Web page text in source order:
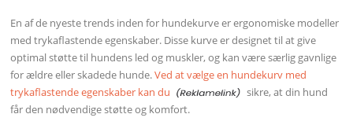
En af de nyeste trends inden for hundekurve er ergonomiske modeller
med trykaflastende egenskaber. Disse kurve er designet til at give
optimal støtte til hundens led og muskler, og kan være særlig gavnlige
for ældre eller skadede hunde.Ved at vælge en hundekurv med
trykaflastende egenskaber kan du
sikre, at din hund
får den nødvendige støtte og komfort.